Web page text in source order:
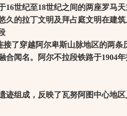
世纪至18世纪之间的两座罗马天
的拉丁文明及拜占庭文明在建筑
穿越阿尔卑斯山脉地区的两条
合闻名。阿尔不拉段铁路于1904
组成，反映了瓦努阿图中心地区